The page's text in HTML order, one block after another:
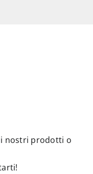
nostri prodotti o